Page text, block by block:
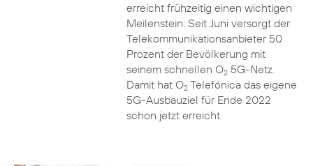
erreicht frühzeitig einen wichtigen
Meilenstein: Seit Juni versorgt der
Telekommunikationsanbieter 50
Prozent der Bevölkerung mit
seinem schnellen O25G-Netz.
Damit hat O2Telefónica das eigene
5G-Ausbauziel für Ende 2022
schon jetzt erreicht.